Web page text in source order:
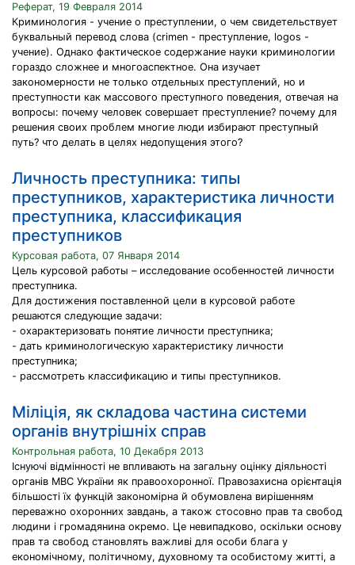
Реферат, 19 Февраля 2014
Криминология - учение о преступлении, о чем свидетельствует
буквальный перевод слова (сrimen - преступление, logos -
учение). Однако фактическое содержание науки криминологии
гораздо сложнее и многоаспектное. Она изучает
закономерности не только отдельных преступлений, но и
преступности как массового преступного поведения, отвечая на
вопросы: почему человек совершает преступление? почему для
решения своих проблем многие люди избирают преступный
путь? что делать в целях недопущения этого?
Личность преступника: типы
преступников, характеристика личности
преступника, классификация
преступников
Курсовая работа, 07 Января 2014
Цель курсовой работы – исследование особенностей личности
преступника.
Для достижения поставленной цели в курсовой работе
решаются следующие задачи:
- охарактеризовать понятие личности преступника;
- дать криминологическую характеристику личности
преступника;
- рассмотреть классификацию и типы преступников.
Міліція, як складова частина системи
органів внутрішніх справ
Контрольная работа, 10 Декабря 2013
Існуючі відмінності не впливають на загальну оцінку діяльності
органів МВС України як правоохоронної. Правозахисна орієнтація
більшості їх функцій закономірна й обумовлена вирішенням
переважно охоронних завдань, а також стосовно прав та свобод
людини і громадянина окремо. Це невипадково, оскільки основу
прав та свобод становлять важливі для особи блага у
економічному, політичному, духовному та особистому житті, а